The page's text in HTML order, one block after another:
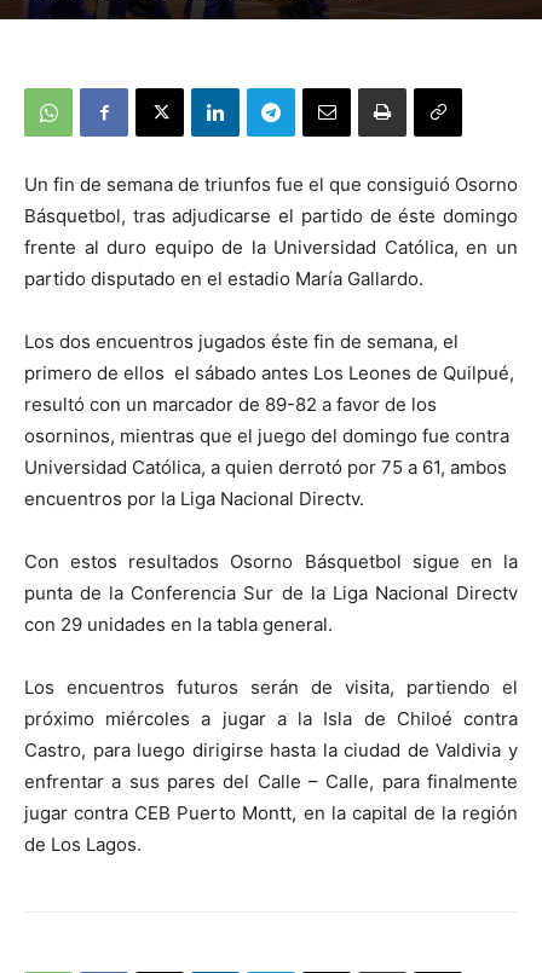
Un fin de semana de triunfos fue el que consiguió Osorno
Básquetbol, tras adjudicarse el partido de éste domingo
frente al duro equipo de la Universidad Católica, en un
partido disputado en el estadio María Gallardo.
Los dos encuentros jugados éste fin de semana, el
primero de ellos el sábado antes Los Leones de Quilpué,
resultó con un marcador de 89-82 a favor de los
osorninos, mientras que el juego del domingo fue contra
Universidad Católica, a quien derrotó por 75 a 61, ambos
encuentros por la Liga Nacional Directv.
Con estos resultados Osorno Básquetbol sigue en la
punta de la Conferencia Sur de la Liga Nacional Directv
con 29 unidades en la tabla general.
Los encuentros futuros serán de visita, partiendo el
próximo miércoles a jugar a la Isla de Chiloé contra
Castro, para luego dirigirse hasta la ciudad de Valdivia y
enfrentar a sus pares del Calle – Calle, para finalmente
jugar contra CEB Puerto Montt, en la capital de la región
de Los Lagos.